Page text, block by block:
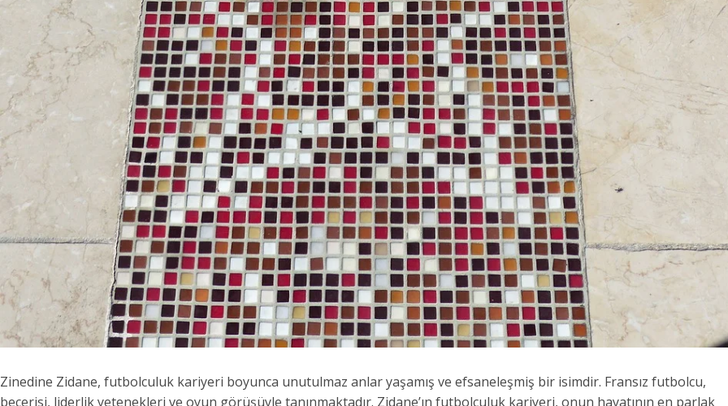
Zinedine Zidane, futbolculuk kariyeri boyunca unutulmaz anlar yaşamış ve efsaneleşmiş bir isimdir. Fransız futbolcu,
becerisi, liderlik yetenekleri ve oyun görüşüyle tanınmaktadır. Zidane’ın futbolculuk kariyeri, onun hayatının en parlak